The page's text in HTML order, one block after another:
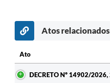
Atos
Ato
DECRETO Nº 14902/